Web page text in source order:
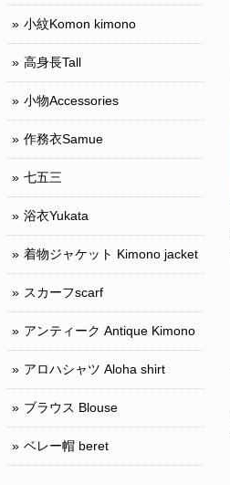
小紋Komon kimono
高身長Tall
小物Accessories
作務衣Samue
七五三
浴衣Yukata
着物ジャケット Kimono jacket
スカーフscarf
アンティーク Antique Kimono
アロハシャツ Aloha shirt
ブラウス Blouse
ベレー帽 beret